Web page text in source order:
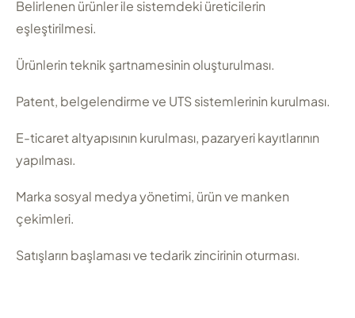
Belirlenen ürünler ile sistemdeki üreticilerin
eşleştirilmesi.
Ürünlerin teknik şartnamesinin oluşturulması.
Patent, belgelendirme ve UTS sistemlerinin kurulması.
E-ticaret altyapısının kurulması, pazaryeri kayıtlarının
yapılması.
Marka sosyal medya yönetimi, ürün ve manken
çekimleri.
Satışların başlaması ve tedarik zincirinin oturması.